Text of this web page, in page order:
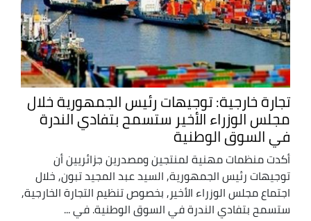
تجارة خارجية: توجيهات رئيس الجمهورية خلال
مجلس الوزراء الأخير ستسمح بتفادي الندرة
في السوق الوطنية
أكدت منظمات مهنية لمنتجين ومصدرين جزائريين أن
توجيهات رئيس الجمهورية, السيد عبد المجيد تبون, خلال
اجتماع مجلس الوزراء الأخير, بخصوص تنظيم التجارة الخارجية,
ستسمح بتفادي الندرة في السوق الوطنية. في ...